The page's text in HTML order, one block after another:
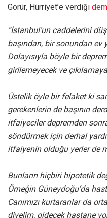
Görür, Hürriyet’e verdiği
“İstanbul’un caddelerini
başından, bir sonundan ev
Dolayısıyla böyle bir
girilemeyecek ve
Üstelik öyle bir felaket ki
gerekenlerin de başının
itfaiyeciler depremden
söndürmek için derhal
itfaiyenin olduğu yerler de
Bunların hiçbiri hipotetik
Örneğin Güneydoğu’da
Canımızı kurtaranlar da
diyelim, gidecek hastane